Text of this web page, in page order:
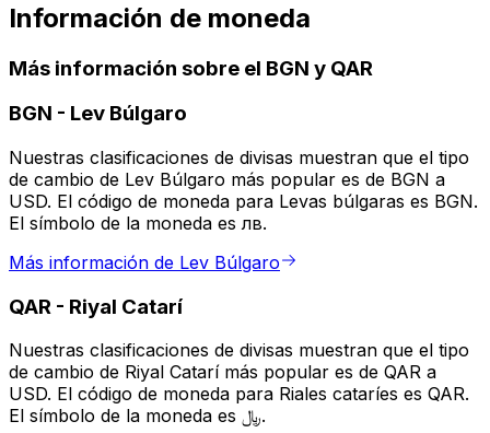
Información de moneda
Más información sobre el BGN y QAR
BGN - Lev Búlgaro
Nuestras clasificaciones de divisas muestran que el tipo
de cambio de Lev Búlgaro más popular es de BGN a
USD. El código de moneda para Levas búlgaras es BGN.
El símbolo de la moneda es лв.
Más información de Lev Búlgaro
QAR - Riyal Catarí
Nuestras clasificaciones de divisas muestran que el tipo
de cambio de Riyal Catarí más popular es de QAR a
USD. El código de moneda para Riales cataríes es QAR.
El símbolo de la moneda es ﷼.